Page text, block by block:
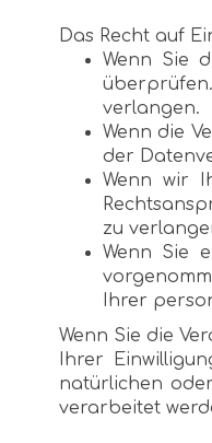
Das Recht auf
Wenn Sie
verlangen.
Wenn die
der
Wenn wir
zu
Wenn Sie
Ihrer
Wenn Sie die
Ihrer
natürlichen
verarbeitet